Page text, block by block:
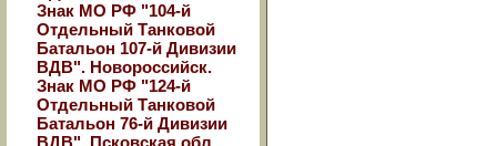
Знак МО РФ "104-й
Отдельный Танковой
Батальон 107-й Дивизии
ВДВ". Новороссийск.
Знак МО РФ "124-й
Отдельный Танковой
Батальон 76-й Дивизии
ВДВ". Псковская обл.